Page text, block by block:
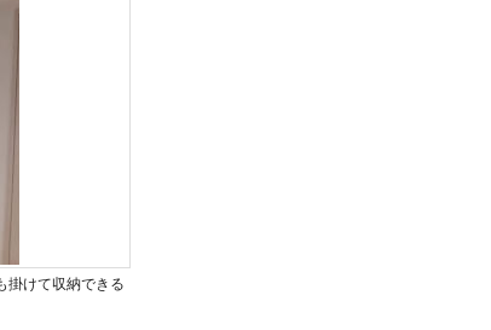
掛けて収納できる